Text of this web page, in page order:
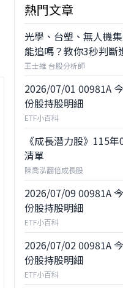
熱門文章
光學、台塑、無人機
能追嗎？教你3秒判斷
王士維 台股分析師
2026/07/01 00981A
份股持股明細
ETF小百科
《成長潛力股》115
清單
陳喬泓翻倍成長股
2026/07/09 00981A
份股持股明細
ETF小百科
2026/07/02 00981A
份股持股明細
ETF小百科